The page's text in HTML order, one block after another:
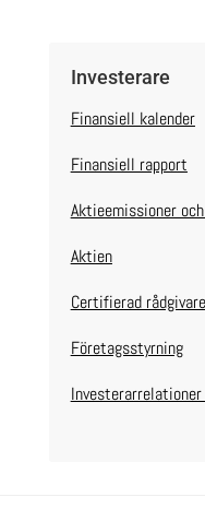
Investerare
Finansiell kalender
Finansiell rapport
Aktieemissioner
Aktien
Certifierad rådgivare
Företagsstyrning